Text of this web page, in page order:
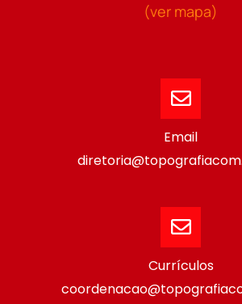
(ver mapa)
Email
Currículos